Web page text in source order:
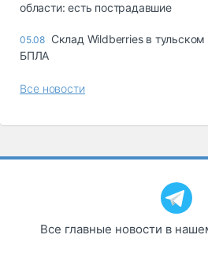
области: есть пострадавшие
05.08 Склад Wildberries в тульском
БПЛА
Все новости
Все главные новости в